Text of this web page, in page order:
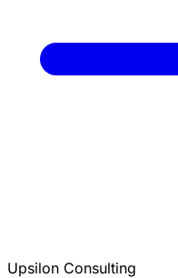
Upsilon Consulting